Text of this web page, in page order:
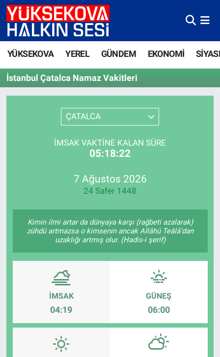
YÜKSEKOVA YEREL GÜNDEM EKONOMİ
İstanbul Çatalca Namaz Vakitleri
ÇATALCA
İMSAK VAKTINE KALAN SÜRE
05:18:22
7 Ağustos 2026
24 Safer 1448
Kimin ilmi artar da dünyaya karşı (rağbeti azalarak)
zühdü artmazsa o kimsenin ancak Allâhü Teâlâ'dan
uzaklığı artmış olur. (Hadis-i şerif)
İMSAK
04:19
GÜNEŞ
06:00
Yüksekova Nöbetçi Eczaneler
Yüksekova Trafik Yoğunluk Haritası
Süper Lig Puan Durumu ve Fikstür
Tüm Manşetler